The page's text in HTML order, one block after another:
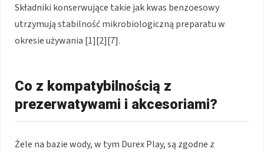
Składniki konserwujące takie jak kwas benzoesowy
utrzymują stabilność mikrobiologiczną preparatu w
okresie używania [1][2][7].
Co z kompatybilnością z
prezerwatywami i akcesoriami?
Żele na bazie wody, w tym Durex Play, są zgodne z